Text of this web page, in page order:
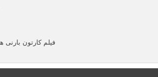
فيلم كارتون بارنى